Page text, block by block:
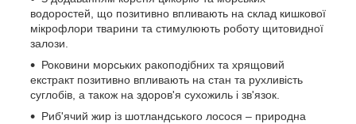
водоростей, що позитивно впливають на склад кишкової
мікрофлори тварини та стимулюють роботу щитовидної
залози.
Роковини морських ракоподібних та хрящовий
екстракт позитивно впливають на стан та рухливість
суглобів, а також на здоров'я сухожиль і зв'язок.
Риб'ячий жир із шотландського лосося – природна